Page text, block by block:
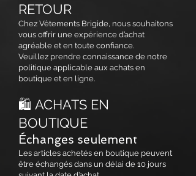
RETOUR
Chez Vêtements Brigide, nous souhaitons
vous offrir une expérience d’achat
agréable et en toute confiance.
Veuillez prendre connaissance de notre
politique applicable aux achats en
boutique et en ligne.
🛍️ ACHATS EN
BOUTIQUE
Échanges seulement
Les articles achetés en boutique peuvent
être échangés dans un délai de 10 jours